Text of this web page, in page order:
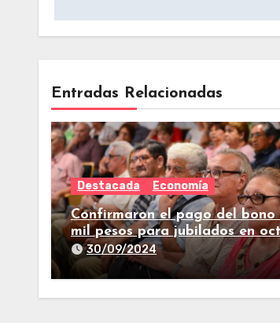
Entradas Relacionadas
Destacada Economía
Confirmaron el pago del bono
mil pesos para jubilados en
30/09/2024